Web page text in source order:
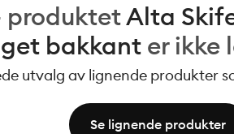
produktetAlta
bakkanter ikke
utvalg av lignende produkter
Se lignende produkter